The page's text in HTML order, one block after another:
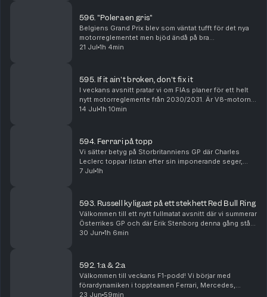
596. "Polera en gris"
Belgiens Grand Prix blev som väntat tufft för det nya
motorreglementet men bjöd ändå på bra
underhållning. Janne står för betygen där Kimi
21 Jul 1h 4min
595. If it ain't broken, don't fix it
I veckans avsnitt pratar vi om FIAs planer för ett helt
nytt motorreglemente från 2030/2031. Är V8-motorn
på väg tillbaka, vad händer med hybriderna och kan
14 Jul 1h 10min
594. Ferrari på topp
Vi sätter betyg på Storbritanniens GP där Charles
Leclerc toppar listan efter sin imponerande seger,
samtidigt som Ferrari, Red Bull, Williams och
7 Jul 1h
593. Russell kyligast på ett stekhett Red Bull Ring
Välkommen till ett nytt fullmatat avsnitt där vi summerar
Österrikes GP och där Erik Stenborg denna gång står
för betygen. Vi analyserar Ferraris svajiga form,
30 Jun 1h 6min
592. 1:a & 2:a
Välkommen till veckans F1-podd! Vi börjar med
förardynamiken i toppteamen Ferrari, Mercedes,
McLaren och Red Bull. Vem är egentligen etta och tvåa
23 Jun 59min